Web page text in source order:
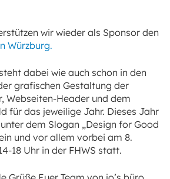
wir wieder als Sponsor den
Würzburg.
dabei wie auch schon in den
grafischen Gestaltung der
Webseiten-Header und dem
für das jeweilige Jahr. Dieses Jahr
dem Slogan „Design for Good
und vor allem vorbei am 8.
18 Uhr in der FHWS statt.